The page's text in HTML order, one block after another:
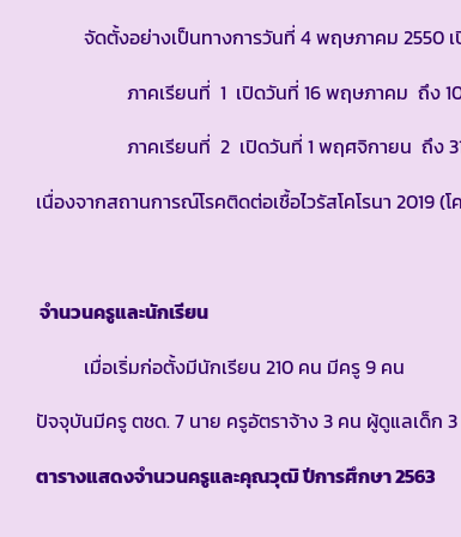
จัดตั้งอย่างเป็นทางการวันที่ 4 พฤษภาคม 2550 เปิ
ภาคเรียนที่ 1 เปิดวันที่ 16 พฤษภาคม ถึง 10
ภาคเรียนที่ 2 เปิดวันที่ 1 พฤศจิกายน ถึง 31
เนื่องจากสถานการณ์โรคติดต่อเชื้อไวรัสโคโรนา 2019
จำนวนครูและนักเรียน
เมื่อเริ่มก่อตั้งมีนักเรียน 210 คน มีครู 9 คน
ปัจจุบันมีครู ตชด. 7 นาย ครูอัตราจ้าง 3 คน ผู้ดูแลเด็ก
ตารางแสดงจำนวนครูและคุณวุฒิ ปีการศึกษา2563